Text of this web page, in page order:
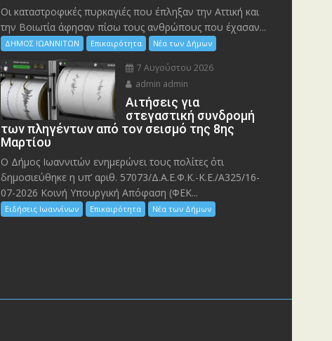
Οι καταστροφικές πυρκαγιές που έπληξαν την Αττική και
την Bοιωτία άφησαν πίσω τους ανθρώπους που έχασαν...
ΔΗΜΟΣ ΙΩΑΝΝΙΤΩΝ Επικαιρότητα Νέα των Δήμων
7 Αυγούστου 2026
admin admin
Αιτήσεις για
στεγαστική συνδρομή
των πληγέντων από τον σεισμό της 8ης
Μαρτίου
Ο Δήμος Ιωαννιτών ενημερώνει τους πολίτες ότι
δημοσιεύθηκε η υπ’ αριθ. 57073/Δ.Α.Ε.Φ.Κ.-Κ.Ε./Α325/16-
07-2026 Κοινή Υπουργική Απόφαση (ΦΕΚ...
Ειδήσεις Ιωαννίνων Επικαιρότητα Νέα των Δήμων